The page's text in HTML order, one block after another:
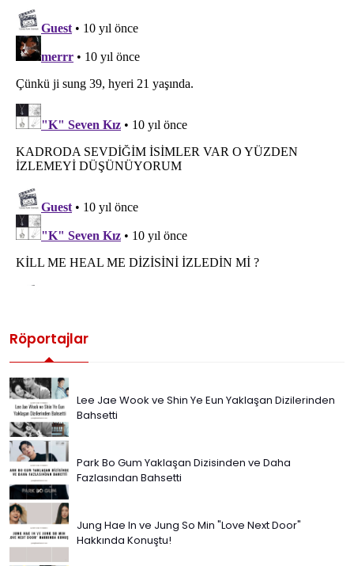
Röportajlar
Lee Jae Wook ve Shin Ye Eun Yaklaşan Dizilerinden
Bahsetti
Park Bo Gum Yaklaşan Dizisinden ve Daha
Fazlasından Bahsetti
Jung Hae In ve Jung So Min "Love Next Door"
Hakkında Konuştu!